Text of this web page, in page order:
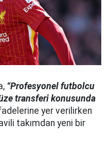
“Profesyonel futbolcu
transferi konusunda
yer verilirken
takımdan yeni bir